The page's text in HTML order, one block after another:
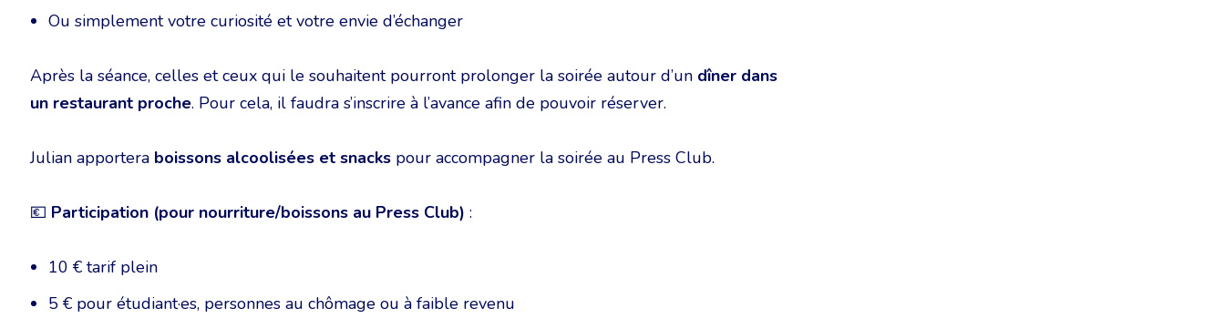
Ou simplement votre curiosité et votre envie d’échanger
Après la séance, celles et ceux qui le souhaitent pourront prolonger la soirée autour d’un dîner dans
un restaurant proche. Pour cela, il faudra s’inscrire à l’avance afin de pouvoir réserver.
Julian apportera boissons alcoolisées et snacks pour accompagner la soirée au Press Club.
💶 Participation (pour nourriture/boissons au Press Club) :
10 € tarif plein
5 € pour étudiant·es, personnes au chômage ou à faible revenu